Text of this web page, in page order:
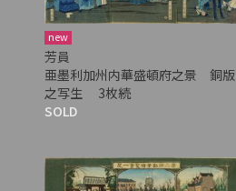
new
芳員
亜墨利加州内華盛頓府之景 銅版
之写生 3枚続
SOLD